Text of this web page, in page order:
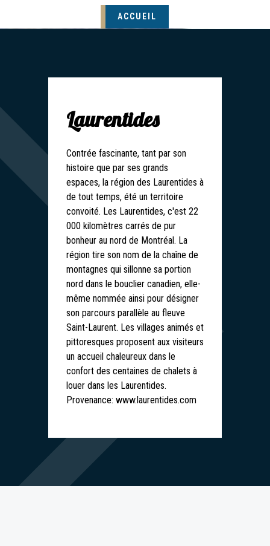
ACCUEIL
Laurentides
Contrée fascinante, tant par son
histoire que par ses grands
espaces, la région des Laurentides à
de tout temps, été un territoire
convoité. Les Laurentides, c'est 22
000 kilomètres carrés de pur
bonheur au nord de Montréal. La
région tire son nom de la chaîne de
montagnes qui sillonne sa portion
nord dans le bouclier canadien, elle-
même nommée ainsi pour désigner
son parcours parallèle au fleuve
Saint-Laurent. Les villages animés et
pittoresques proposent aux visiteurs
un accueil chaleureux dans le
confort des centaines de chalets à
louer dans les Laurentides.
Provenance: www.laurentides.com